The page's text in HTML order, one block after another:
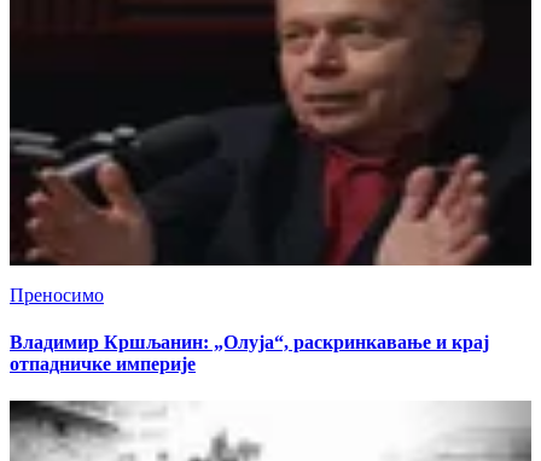
Преносимо
Владимир Кршљанин: „Олуја“, раскринкавање и крај
отпадничке империје